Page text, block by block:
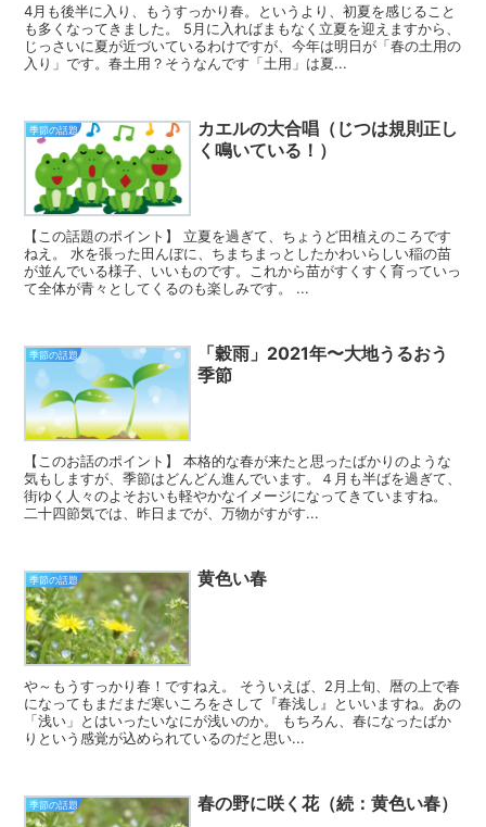
4月も後半に入り、もうすっかり春。というより、初夏を感じること
も多くなってきました。 5月に入ればまもなく立夏を迎えますから、
じっさいに夏が近づいているわけですが、今年は明日が「春の土用の
入り」です。春土用？そうなんです「土用」は夏...
季節の話題
カエルの大合唱（じつは規則正し
く鳴いている！）
【この話題のポイント】 立夏を過ぎて、ちょうど田植えのころです
ねえ。 水を張った田んぼに、ちまちまっとしたかわいらしい稲の苗
が並んでいる様子、いいものです。これから苗がすくすく育っていっ
て全体が青々としてくるのも楽しみです。 ...
季節の話題
「穀雨」2021年〜大地うるおう
季節
【このお話のポイント】 本格的な春が来たと思ったばかりのような
気もしますが、季節はどんどん進んでいます。４月も半ばを過ぎて、
街ゆく人々のよそおいも軽やかなイメージになってきていますね。
二十四節気では、昨日までが、万物がすがす...
季節の話題 黄色い春
や～もうすっかり春！ですねえ。 そういえば、2月上旬、暦の上で春
になってもまだまだ寒いころをさして『春浅し』といいますね。あの
「浅い」とはいったいなにが浅いのか。 もちろん、春になったばか
りという感覚が込められているのだと思い...
季節の話題 春の野に咲く花（続：黄色い春）